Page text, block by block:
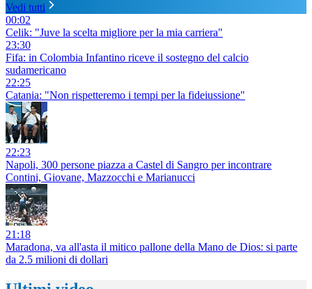
Vedi tutti
00:02
Celik: "Juve la scelta migliore per la mia carriera"
23:30
Fifa: in Colombia Infantino riceve il sostegno del calcio
sudamericano
22:25
Catania: "Non rispetteremo i tempi per la fideiussione"
22:23
Napoli, 300 persone piazza a Castel di Sangro per incontrare
Contini, Giovane, Mazzocchi e Marianucci
21:18
Maradona, va all'asta il mitico pallone della Mano de Dios: si parte
da 2.5 milioni di dollari